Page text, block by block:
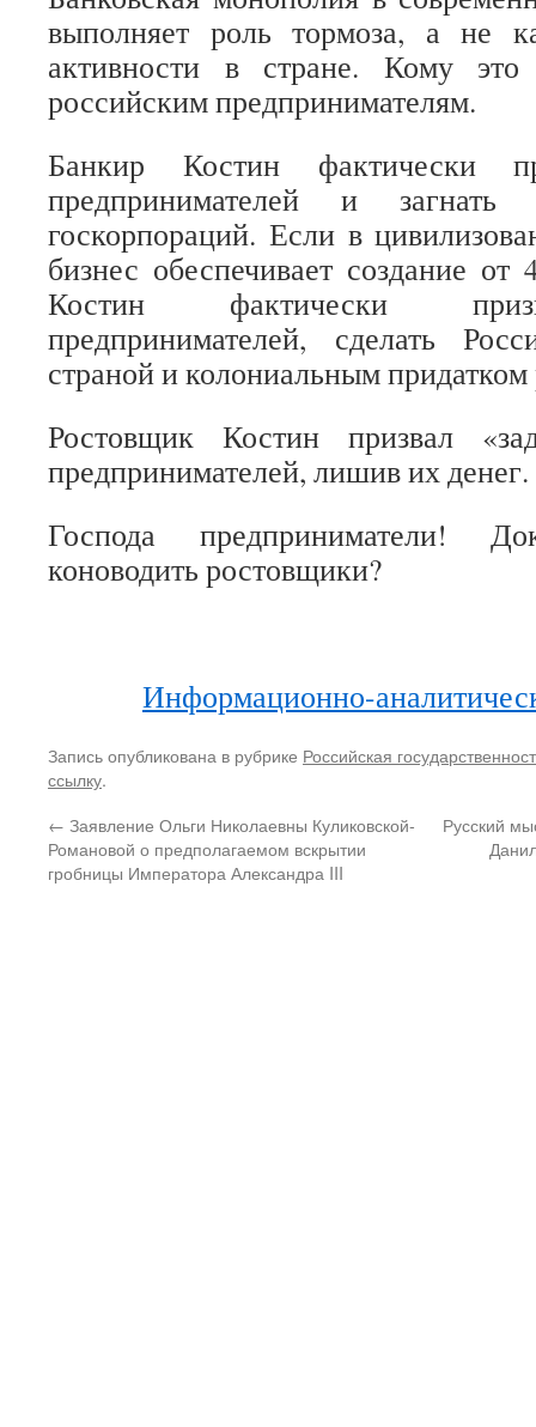
выполняет роль тормоза, а не
активности в стране. Кому
российским предпринимателям.
Банкир Костин фактически
предпринимателей и
госкорпораций. Если в
бизнес обеспечивает создание
Костин фактически
предпринимателей, сделать
страной и колониальным придатком
Ростовщик Костин призвал
предпринимателей, лишив их денег.
Господа предприниматели!
коноводить ростовщики?
Информационно-
Запись опубликована в рубрике Российская
ссылку.
← Заявление Ольги Николаевны Куликовской-
Романовой о предполагаемом вскрытии
гробницы Императора Александра III
Русский